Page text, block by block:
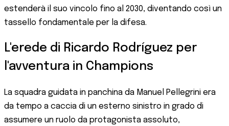
estenderà il suo vincolo fino al 2030, diventando così un
tassello fondamentale per la difesa.
L'erede di Ricardo Rodríguez per
l'avventura in Champions
La squadra guidata in panchina da Manuel Pellegrini era
da tempo a caccia di un esterno sinistro in grado di
assumere un ruolo da protagonista assoluto,